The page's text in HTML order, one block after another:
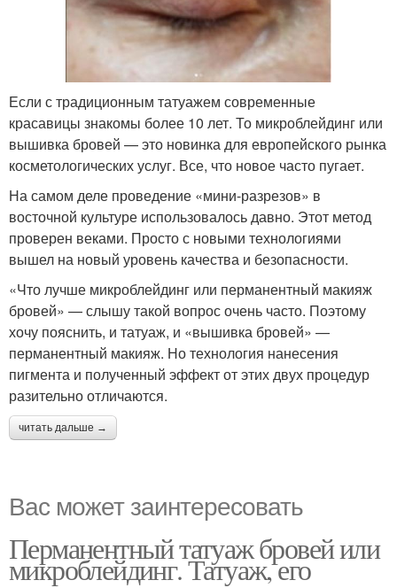
Если с традиционным татуажем современные
красавицы знакомы более 10 лет. То микроблейдинг или
вышивка бровей — это новинка для европейского рынка
косметологических услуг. Все, что новое часто пугает.
На самом деле проведение «мини-разрезов» в
восточной культуре использовалось давно. Этот метод
проверен веками. Просто с новыми технологиями
вышел на новый уровень качества и безопасности.
«Что лучше микроблейдинг или перманентный макияж
бровей» — слышу такой вопрос очень часто. Поэтому
хочу пояснить, и татуаж, и «вышивка бровей» —
перманентный макияж. Но технология нанесения
пигмента и полученный эффект от этих двух процедур
разительно отличаются.
читать дальше →
Вас может заинтересовать
Перманентный татуаж бровей или
микроблейдинг. Татуаж, его